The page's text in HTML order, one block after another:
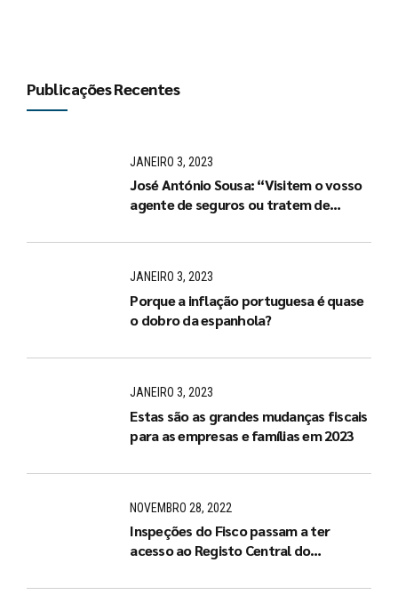
Publicações Recentes
JANEIRO 3, 2023
José António Sousa: “Visitem o vosso
agente de seguros ou tratem de
JANEIRO 3, 2023
Porque a inflação portuguesa é quase
o dobro da espanhola?
JANEIRO 3, 2023
Estas são as grandes mudanças fiscais
para as empresas e famílias em 2023
NOVEMBRO 28, 2022
Inspeções do Fisco passam a ter
acesso ao Registo Central do